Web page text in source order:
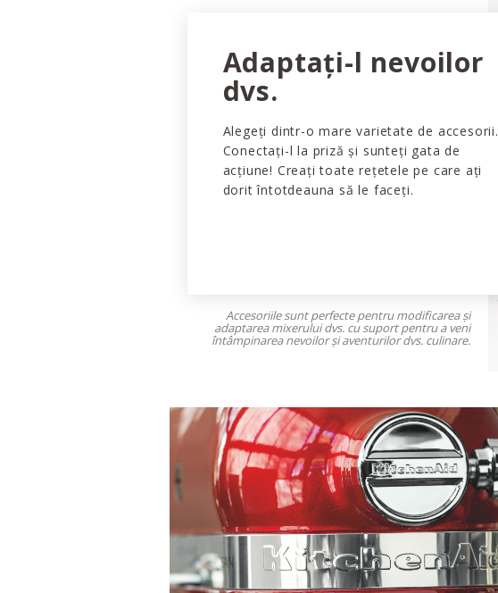
Adaptați-l nevoilor
dvs.
Alegeți dintr-o mare varietate de accesorii.
Conectați-l la priză și sunteți gata de
acțiune! Creați toate rețetele pe care ați
dorit întotdeauna să le faceți.
Accesoriile sunt perfecte pentru modificarea și
adaptarea mixerului dvs. cu suport pentru a veni
întâmpinarea nevoilor și aventurilor dvs. culinare.